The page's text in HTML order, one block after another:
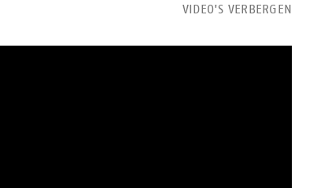
VIDEO'S VERBERGEN